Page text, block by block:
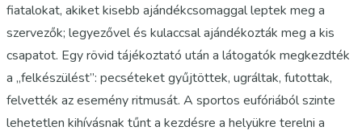
fiatalokat, akiket kisebb ajándékcsomaggal leptek meg a
szervezők; legyezővel és kulaccsal ajándékozták meg a kis
csapatot. Egy rövid tájékoztató után a látogatók megkezdték
a „felkészülést”: pecséteket gyűjtöttek, ugráltak, futottak,
felvették az esemény ritmusát. A sportos eufóriából szinte
lehetetlen kihívásnak tűnt a kezdésre a helyükre terelni a